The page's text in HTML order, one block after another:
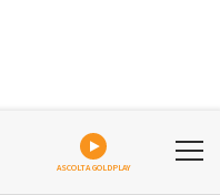
ASCOLTA GOLDPLAY